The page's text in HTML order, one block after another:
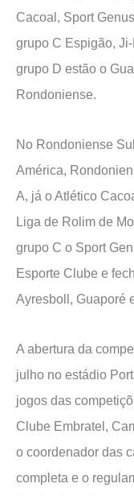
Cacoal, Sport
grupo C Espigão,
grupo D estão o
Rondoniense.
No Rondoniense
América,
A, já o Atlético
Liga de Rolim de
grupo C o Sport
Esporte Clube e
Ayresboll, Guaporé
A abertura da
julho no estádio
jogos das
Clube Embratel,
o coordenador das
completa e o